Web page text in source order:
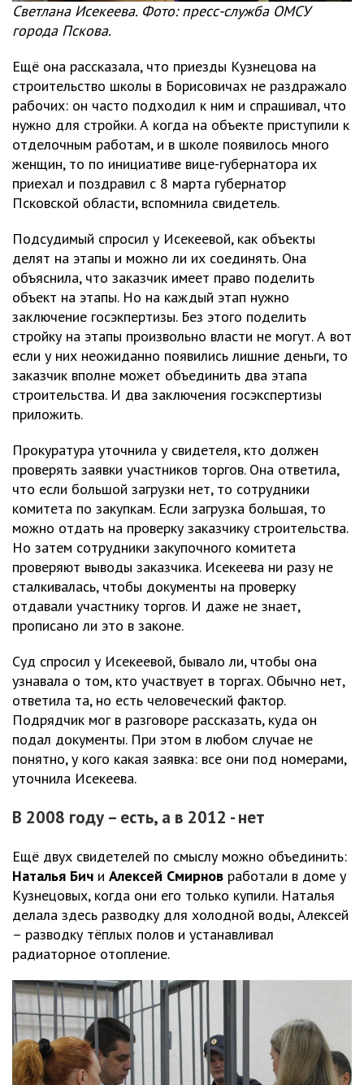
Светлана Исекеева. Фото: пресс-служба ОМСУ
города Пскова.
Ещё она рассказала, что приезды Кузнецова на
строительство школы в Борисовичах не раздражало
рабочих: он часто подходил к ним и спрашивал, что
нужно для стройки. А когда на объекте приступили к
отделочным работам, и в школе появилось много
женщин, то по инициативе вице-губернатора их
приехал и поздравил с 8 марта губернатор
Псковской области, вспомнила свидетель.
Подсудимый спросил у Исекеевой, как объекты
делят на этапы и можно ли их соединять. Она
объяснила, что заказчик имеет право поделить
объект на этапы. Но на каждый этап нужно
заключение госэкпертизы. Без этого поделить
стройку на этапы произвольно власти не могут. А вот
если у них неожиданно появились лишние деньги, то
заказчик вполне может объединить два этапа
строительства. И два заключения госэкспертизы
приложить.
Прокуратура уточнила у свидетеля, кто должен
проверять заявки участников торгов. Она ответила,
что если большой загрузки нет, то сотрудники
комитета по закупкам. Если загрузка большая, то
можно отдать на проверку заказчику строительства.
Но затем сотрудники закупочного комитета
проверяют выводы заказчика. Исекеева ни разу не
сталкивалась, чтобы документы на проверку
отдавали участнику торгов. И даже не знает,
прописано ли это в законе.
Суд спросил у Исекеевой, бывало ли, чтобы она
узнавала о том, кто участвует в торгах. Обычно нет,
ответила та, но есть человеческий фактор.
Подрядчик мог в разговоре рассказать, куда он
подал документы. При этом в любом случае не
понятно, у кого какая заявка: все они под номерами,
уточнила Исекеева.
В 2008 году – есть, а в 2012 - нет
Ещё двух свидетелей по смыслу можно объединить:
Наталья Бич и Алексей Смирнов работали в доме у
Кузнецовых, когда они его только купили. Наталья
делала здесь разводку для холодной воды, Алексей
– разводку тёплых полов и устанавливал
радиаторное отопление.